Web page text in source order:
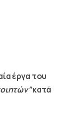
έργα του
κατά